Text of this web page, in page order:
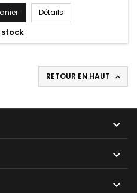
Détails
stock
RETOUR EN HAUT 


